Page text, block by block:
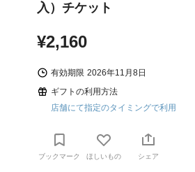
入）チケット
¥2,160
有効期限 2026年11月8日
ギフトの利用方法
店舗にて指定のタイミングで利用
ブックマーク ほしいもの シェア